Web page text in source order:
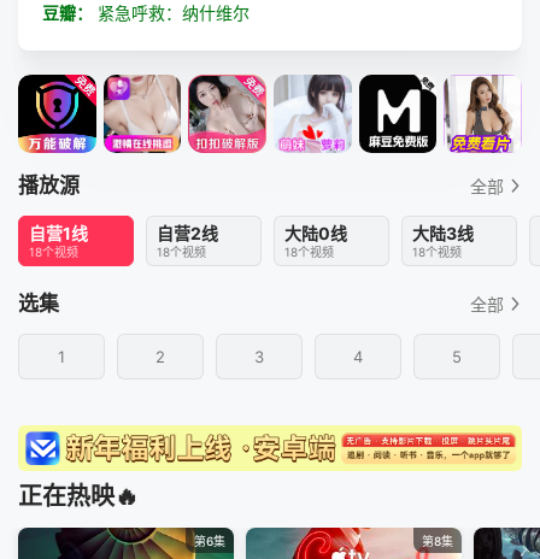
豆瓣：
紧急呼救：纳什维尔
播放源 全部
自营1线
18个视频
自营2线
18个视频
大陆0线
18个视频
大陆3线
18个视频
选集 全部
1 2 3 4 5
正在热映🔥
第6集 第8集